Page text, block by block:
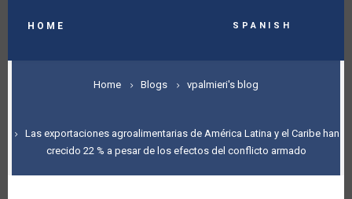
NAVIGATION
HOME Spanish
BREADCRUMB
Home Blogs vpalmieri's blog
Las exportaciones agroalimentarias de América Latina y el Caribe han
crecido 22 % a pesar de los efectos del conflicto armado